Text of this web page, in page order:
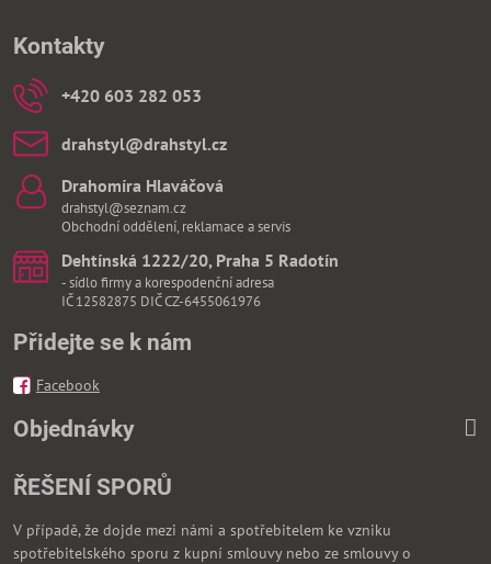
Kontakty
+420 603 282 053
drahstyl​@drahstyl​.cz
Drahomíra Hlaváčová
drahstyl@seznam.cz
Obchodní oddělení, reklamace a servis
Dehtínská 1222/20, Praha 5 Radotín
- sídlo firmy a korespodenční adresa
IČ 12582875 DIČ CZ-6455061976
Přidejte se k nám
Facebook
Objednávky
ŘEŠENÍ SPORŮ
V případě, že dojde mezi námi a spotřebitelem ke vzniku
spotřebitelského sporu z kupní smlouvy nebo ze smlouvy o